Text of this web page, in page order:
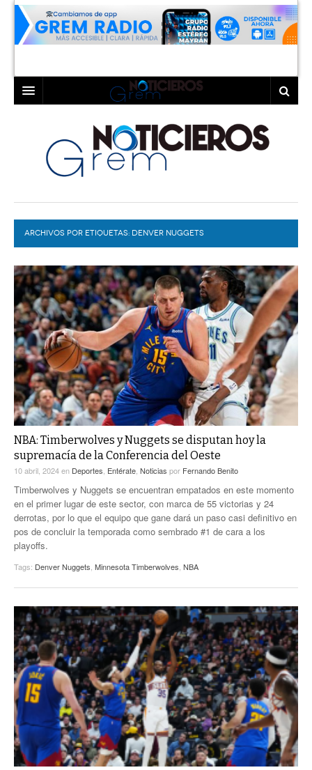
LAGUNA
TORREÓN
GÓMEZ PALACIO
LERDO
COAHUILA
DURANGO
DEPORTES
EXA
EL EXACTO
EXA INFORMA
GLOBO
CONTEXTOS
TRAYECTO LAGUNA
A MEDIA MAÑANA
A TODA LEY
DIÁLOGOS CON LA HISTORIA
TWEETS AND BEATS
LA MEJOR 97.1 ESTÉREO GALLITO
ACTUALIDADES GREM
PULSO
LA MEJOR INFORMACIÓN
COLABORADORES
PC29
ACTUALIDADES GREM
ARCHIVOS POR ETIQUETAS: DENVER NUGGETS
NBA: Timberwolves y Nuggets se disputan hoy la
supremacía de la Conferencia del Oeste
10 abril, 2024en Deportes Entérate Noticias por Fernando Benito
Timberwolves y Nuggets se encuentran empatados en este momento
en el primer lugar de este sector, con marca de 55 victorias y 24
derrotas, por lo que el equipo que gane dará un paso casi definitivo en
pos de concluir la temporada como sembrado #1 de cara a los
playoffs.
Tags: Denver Nuggets Minnesota Timberwolves NBA